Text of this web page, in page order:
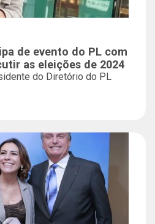
de evento do PL com
as eleições de 2024
do Diretório do PL